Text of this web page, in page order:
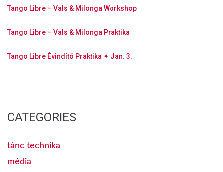
Tango Libre – Vals & Milonga Workshop
Tango Libre – Vals & Milonga Praktika
Tango Libre Évindító Praktika ✦ Jan. 3.
CATEGORIES
tánc technika
média